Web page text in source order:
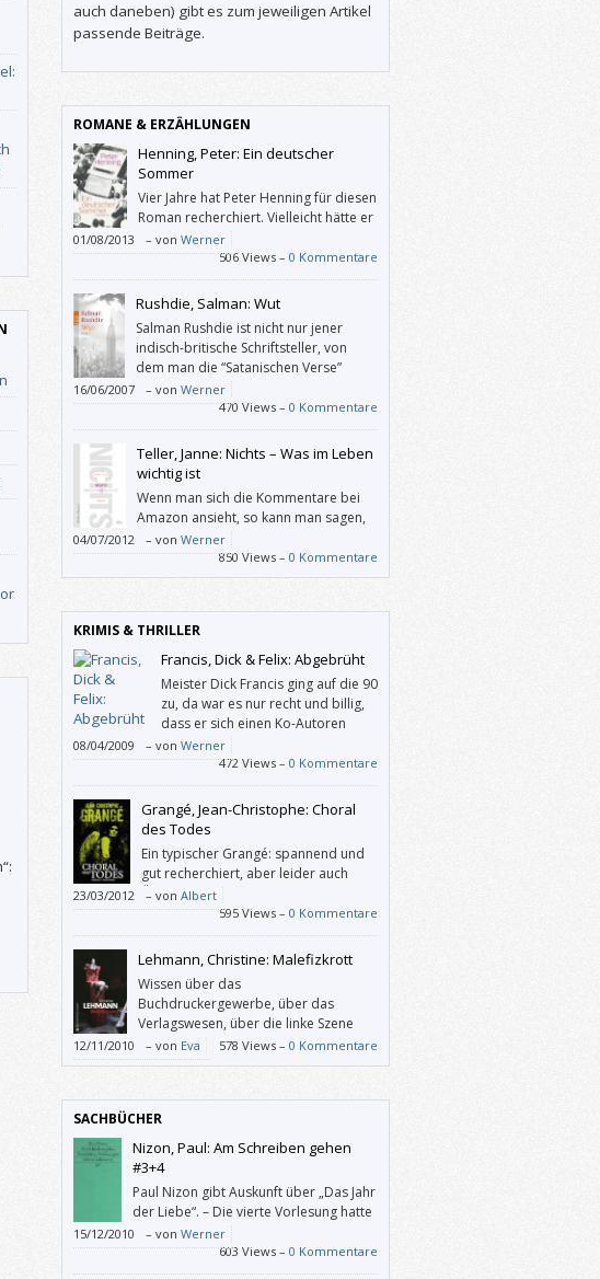
auch daneben) gibt es zum jeweiligen Artikel
passende Beiträge.
ROMANE & ERZÄHLUNGEN
Henning, Peter: Ein deutscher
Sommer
Vier Jahre hat Peter Henning für diesen
Roman recherchiert. Vielleicht hätte er
besser einen Tatsachenbericht
geschrieben.
01/08/2013 – von Werner
506 Views – 0 Kommentare
Rushdie, Salman: Wut
Salman Rushdie ist nicht nur jener
indisch-britische Schriftsteller, von
dem man die “Satanischen Verse”
gekauft hat, weil der Autor wegen
dieses Werks vom iranischen Staatschef zum
Tode verurteilt worden war, er schreibt auch mit
phantastischen Elementen angereicherte
Geschichten in mitreißendem Stil.
16/06/2007 – von Werner
470 Views – 0 Kommentare
Teller, Janne: Nichts – Was im Leben
wichtig ist
Wenn man sich die Kommentare bei
Amazon ansieht, so kann man sagen,
dass dieses Buch entweder fasziniert
oder abstößt. Ich habe mich während der
Lektüre nicht gefragt, was mir wichtig ist, sondern
Massenhysterie führt.
04/07/2012 – von Werner
850 Views – 0 Kommentare
KRIMIS & THRILLER
Francis, Dick & Felix: Abgebrüht
Meister Dick Francis ging auf die 90
zu, da war es nur recht und billig,
dass er sich einen Ko-Autoren
gesucht hat, und weil sein Sohn
Felix ihm schon längst beim Recherchieren
geholfen hatte, durfte er bei „Abgebrüht“ (und
beim noch nicht auf Deutsch erschienenen „Silks“)
auch mitschreiben.
08/04/2009 – von Werner
472 Views – 0 Kommentare
Grangé, Jean-Christophe: Choral
des Todes
Ein typischer Grangé: spannend und
gut recherchiert, aber leider auch
Übertreibungen und Absurditäten
gegen Ende.
23/03/2012 – von Albert
595 Views – 0 Kommentare
Lehmann, Christine: Malefizkrott
Wissen über das
Buchdruckergewerbe, über das
Verlagswesen, über die linke Szene
der 70er mittels einer so
interessanten Geschichte zu erwerben, ist ein
12/11/2010 – von Eva 578 Views – 0 Kommentare
SACHBÜCHER
Nizon, Paul: Am Schreiben gehen
#3+4
Paul Nizon gibt Auskunft über „Das Jahr
der Liebe“. – Die vierte Vorlesung hatte
Stoff, Form, Struktur, Aussage und
Thematik zum Thema.
15/12/2010 – von Werner
603 Views – 0 Kommentare